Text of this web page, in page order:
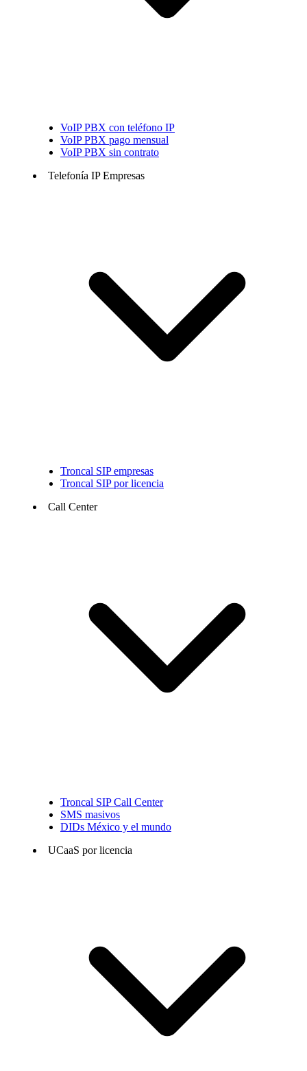
VoIP PBX con teléfono IP
VoIP PBX pago mensual
VoIP PBX sin contrato
Telefonía IP Empresas
Troncal SIP empresas
Troncal SIP por licencia
Call Center
Troncal SIP Call Center
SMS masivos
DIDs México y el mundo
UCaaS por licencia